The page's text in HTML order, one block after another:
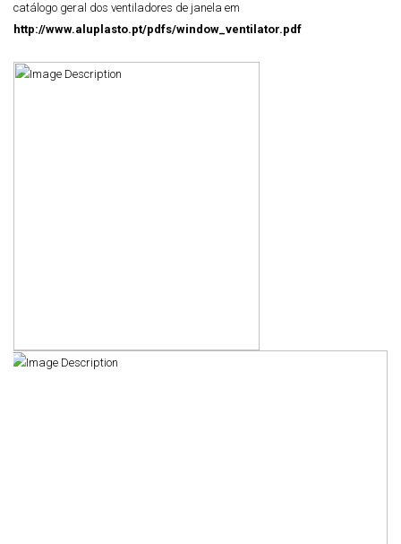
catálogo geral dos ventiladores de janela em
http://www.aluplasto.pt/pdfs/window_ventilator.pdf